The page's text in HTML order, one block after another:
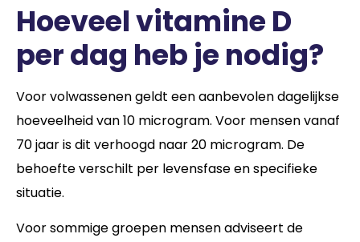
Hoeveel vitamine D
per dag heb je nodig?
Voor volwassenen geldt een aanbevolen dagelijkse
hoeveelheid van 10 microgram. Voor mensen vanaf
70 jaar is dit verhoogd naar 20 microgram. De
behoefte verschilt per levensfase en specifieke
situatie.
Voor sommige groepen mensen adviseert de